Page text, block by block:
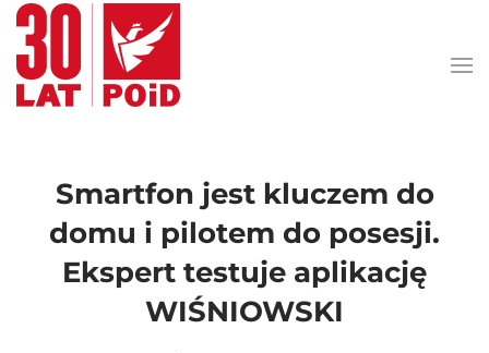
Przejdź do treści głównej
Smartfon jest kluczem do
domu i pilotem do posesji.
Ekspert testuje aplikację
WIŚNIOWSKI